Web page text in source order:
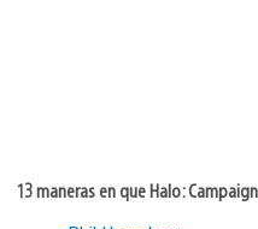
13 maneras en que Halo: